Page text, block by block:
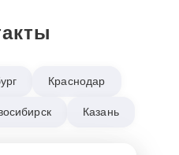
Краснодар
Казань